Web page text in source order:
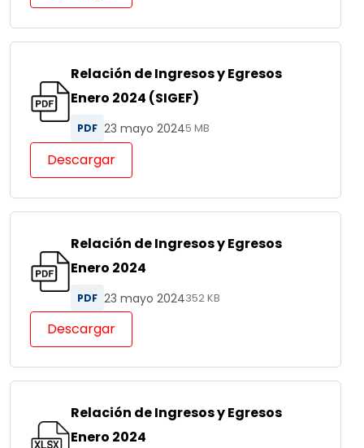
Relación de Ingresos y Egresos
Enero 2024 (SIGEF)
PDF 23 mayo 20245 MB
Descargar
Relación de Ingresos y Egresos
Enero 2024
PDF 23 mayo 2024352 KB
Descargar
Relación de Ingresos y Egresos
Enero 2024